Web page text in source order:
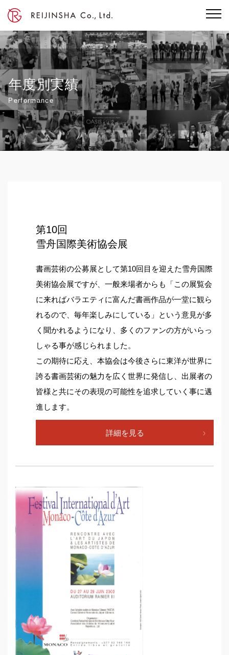
年度別実績
Performance
第10回
雪舟国際美術協会展
書画芸術の公募展として第10回目を迎えた雪舟国際
美術協会展ですが、一般来場者からも「この展覧会
に来ればバラエティに富んだ書画作品が一堂に観ら
れるので、毎年楽しみにしている」という意見が多
く聞かれるようになり、多くのファンの方がいらっ
しゃる事が感じられました。
この期待に応え、本協会は今後さらに東洋が世界に
誇る書画芸術の魅力を広く世界に発信し、出展者の
皆様と共にその表現の可能性を追求していく事に邁
進します。
詳細を見る